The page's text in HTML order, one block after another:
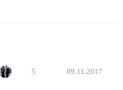
5 09.11.2017